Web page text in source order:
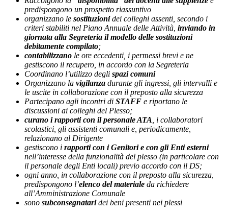
predispongono un prospetto riassuntivo
organizzano le sostituzionidei colleghi assenti, secondo i
criteri stabiliti nel Piano Annuale delle Attività, inviando in
giornata alla Segreteria il modello delle sostituzioni
debitamente compilato;
contabilizzano le ore eccedenti, i permessi brevi e ne
gestiscono il recupero, in accordo con la Segreteria
Coordinano l’utilizzo degli spazi comuni
Organizzano la vigilanza durante gli ingressi, gli intervalli e
le uscite in collaborazione con il preposto alla sicurezza
Partecipano agli incontri di STAFF e riportano le
discussioni ai colleghi del Plesso;
curano i rapporti con il personale ATA
, i collaboratori
scolastici, gli assistenti comunali e, periodicamente,
relazionano al Dirigente
gestiscono i rapporti con i Genitori e con gli Enti esterni
nell’interesse della funzionalità del plesso (in particolare con
il personale degli Enti locali) previo accordo con il DS;
ogni anno, in collaborazione con il preposto alla sicurezza,
predispongono l’elenco del materiale da richiedere
all’Amministrazione Comunale
sono subconsegnataridei beni presenti nei plessi